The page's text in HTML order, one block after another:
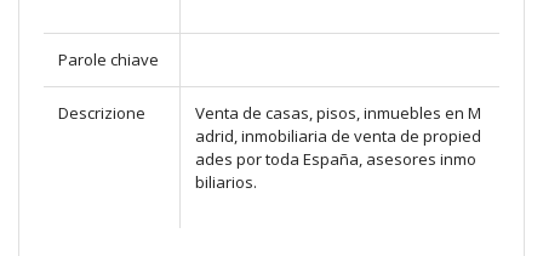
Parole chiave
Descrizione
Venta de casas, pisos, inmuebles en M
adrid, inmobiliaria de venta de propied
ades por toda España, asesores inmo
biliarios.